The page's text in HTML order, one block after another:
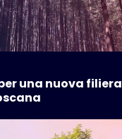
una nuova filiera